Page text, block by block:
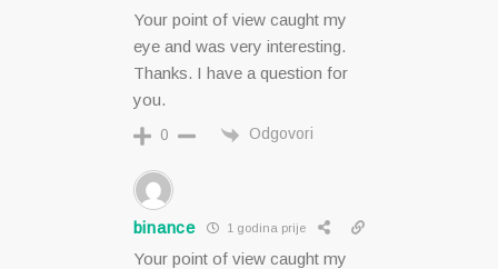
Your point of view caught my
eye and was very interesting.
Thanks. I have a question for
you.
0 Odgovori
binance 1 godina prije
Your point of view caught my